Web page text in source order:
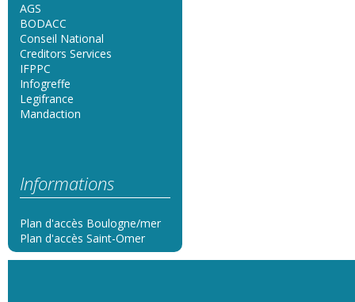
AGS
BODACC
Conseil National
Creditors Services
IFPPC
Infogreffe
Legifrance
Mandaction
Informations
Plan d'accès Boulogne/mer
Plan d'accès Saint-Omer